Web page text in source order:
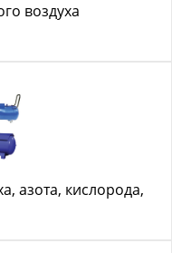
воздуха
азота, кислорода,